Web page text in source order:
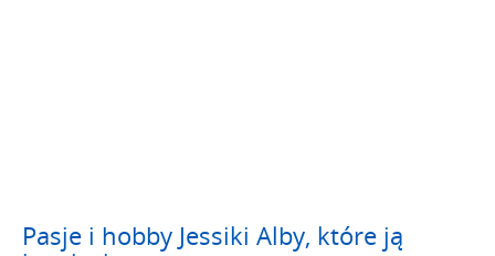
Pasje i hobby Jessiki Alby, które ją